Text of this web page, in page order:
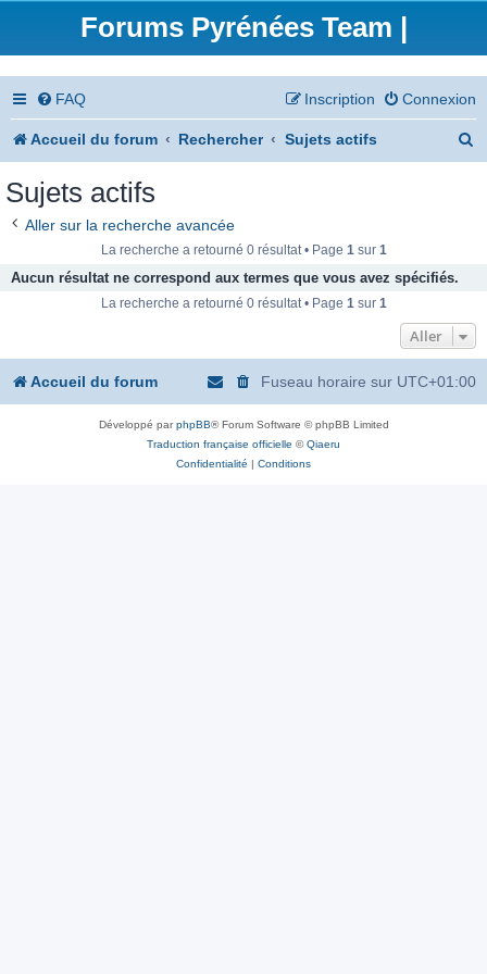
Forums Pyrénées Team |
FAQ Connexion
Inscription
Accueil du forum Rechercher Sujets actifs
e
Sujets actifs
Aller sur la recherche avancée
La recherche a retourné 0 résultat • Page 1sur 1
Aucun résultat ne correspond aux termes que vous avez spécifiés.
La recherche a retourné 0 résultat • Page 1sur 1
Aller
Accueil du forum Fuseau horaire sur UTC+01:00
Développé parphpBB® Forum Software © phpBB Limited
Traduction française officielle ©Qiaeru
Confidentialité | Conditions